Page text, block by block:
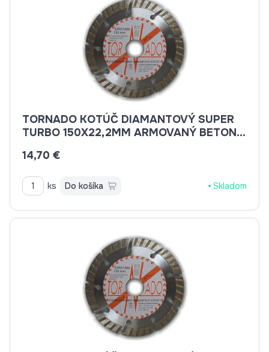
TORNADO KOTÚČ DIAMANTOVÝ SUPER
TURBO 150X22,2MM ARMOVANÝ BETON,
14,70 €
ks Do košíka Skladom